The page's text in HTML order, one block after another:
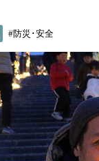
#防災･安全